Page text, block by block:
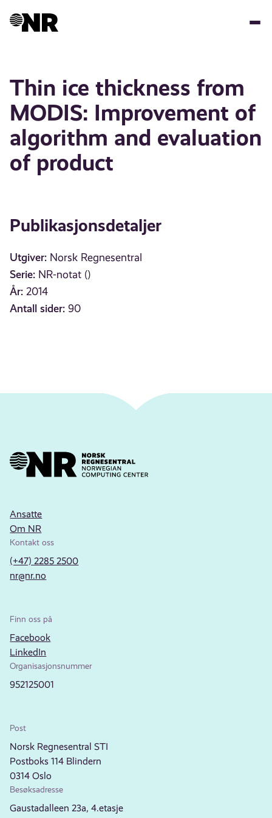
Thin ice thickness from
MODIS: Improvement of
algorithm and evaluation
of product
Publikasjonsdetaljer
Utgiver: Norsk Regnesentral
Serie: NR-notat ()
År: 2014
Antall sider: 90
Ansatte
Om NR
Kontakt oss
(+47) 2285 2500
nr@nr.no
Finn oss på
Facebook
LinkedIn
Organisasjonsnummer
952125001
Post
Norsk Regnesentral STI
Postboks 114 Blindern
0314 Oslo
Besøksadresse
Gaustadalleen 23a, 4.etasje